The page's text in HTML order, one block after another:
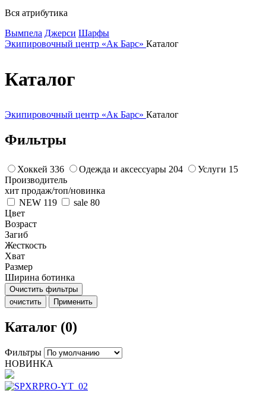
Вся атрибутика
Вымпела Джерси Шарфы
Экипировочный центр «Ак Барс» Каталог
Каталог
Экипировочный центр «Ак Барс» Каталог
Фильтры
Хоккей 336 Одежда и аксессуары 204 Услуги 15
Производитель
хит продаж/топ/новинка
NEW 119 sale 80
Цвет
Возраст
Загиб
Жесткость
Хват
Размер
Ширина ботинка
Очистить фильтры
очистить
Применить
Каталог (0)
Фильтры
НОВИНКА